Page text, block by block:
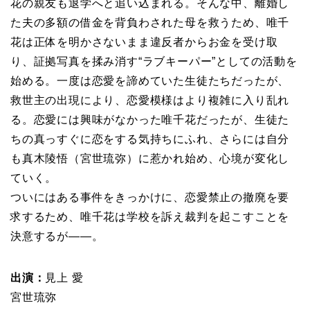
花の親友も退学へと追い込まれる。そんな中、離婚し
た夫の多額の借金を背負わされた母を救うため、唯千
花は正体を明かさないまま違反者からお金を受け取
り、証拠写真を揉み消す“ラブキーパー”としての活動を
始める。一度は恋愛を諦めていた生徒たちだったが、
救世主の出現により、恋愛模様はより複雑に入り乱れ
る。恋愛には興味がなかった唯千花だったが、生徒た
ちの真っすぐに恋をする気持ちにふれ、さらには自分
も真木陵悟（宮世琉弥）に惹かれ始め、心境が変化し
ていく。
ついにはある事件をきっかけに、恋愛禁止の撤廃を要
求するため、唯千花は学校を訴え裁判を起こすことを
決意するが――。
出演： 見上 愛
宮世琉弥